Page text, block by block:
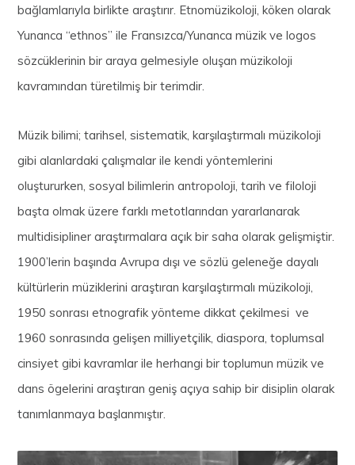
bağlamlarıyla birlikte araştırır. Etnomüzikoloji, köken olarak
Yunanca “ethnos” ile Fransızca/Yunanca müzik ve logos
sözcüklerinin bir araya gelmesiyle oluşan müzikoloji
kavramından türetilmiş bir terimdir.
Müzik bilimi; tarihsel, sistematik, karşılaştırmalı müzikoloji
gibi alanlardaki çalışmalar ile kendi yöntemlerini
oluştururken, sosyal bilimlerin antropoloji, tarih ve filoloji
başta olmak üzere farklı metotlarından yararlanarak
multidisipliner araştırmalara açık bir saha olarak gelişmiştir.
1900’lerin başında Avrupa dışı ve sözlü geleneğe dayalı
kültürlerin müziklerini araştıran karşılaştırmalı müzikoloji,
1950 sonrası etnografik yönteme dikkat çekilmesi ve
1960 sonrasında gelişen milliyetçilik, diaspora, toplumsal
cinsiyet gibi kavramlar ile herhangi bir toplumun müzik ve
dans ögelerini araştıran geniş açıya sahip bir disiplin olarak
tanımlanmaya başlanmıştır.